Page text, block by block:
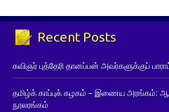
Recent Posts
கவிஞர் புத்தேரி தானப்பன் அவர்களுக்குப்
தமிழ்க் காப்புக் கழகம் – இணைய அரங்கம்:
நூலரங்கம்